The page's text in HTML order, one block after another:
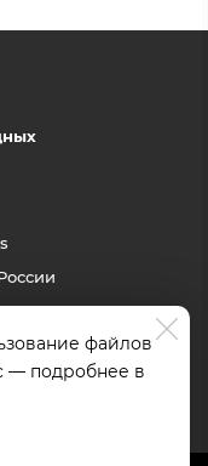
файлов
— подробнее в